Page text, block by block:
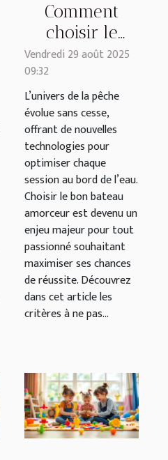
Comment
choisir le
meilleur
amorceur
pour vos
sessions de
pêche ?
Vendredi 29 août 2025
09:32
L’univers de la pêche
évolue sans cesse,
offrant de nouvelles
technologies pour
optimiser chaque
session au bord de l’eau.
Choisir le bon bateau
amorceur est devenu un
enjeu majeur pour tout
passionné souhaitant
maximiser ses chances
de réussite. Découvrez
dans cet article les
critères à ne pas...